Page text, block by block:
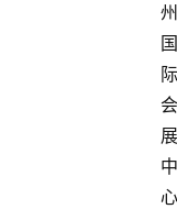
州
国
际
会
展
中
心